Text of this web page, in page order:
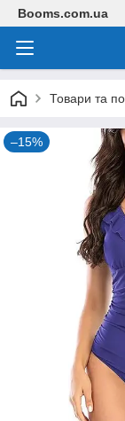
Booms.com.ua
Товари та
–15%